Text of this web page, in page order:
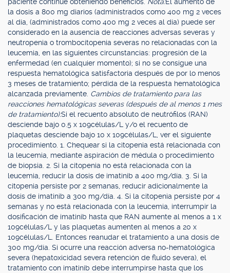
la dosis a 800 mg diarios (administrados como 400 mg 2 veces
al día, (administrados como 400 mg 2 veces al día) puede ser
considerado en la ausencia de reacciones adversas severas y
neutropenia o trombocitopenia severas no relacionadas con la
leucemia, en las siguientes circunstancias: progresión de la
enfermedad (en cualquier momento); si no se consigue una
respuesta hematológica satisfactoria después de por lo menos
3 meses de tratamiento; pérdida de la respuesta hematológica
alcanzada previamente. Cambios de tratamiento para las
reacciones hematológicas severas (después de al menos 1 mes
de tratamiento):Si el recuento absoluto de neutrófilos (RAN)
desciende bajo 0.5 x 109células/L y/o el recuento de
plaquetas desciende bajo 10 x 109células/L, ver el siguiente
procedimiento. 1. Chequear si la citopenia está relacionada con
la leucemia, mediante aspiración de médula o procedimiento
de biopsia. 2. Si la citopenia no está relacionada con la
leucemia, reducir la dosis de imatinib a 400 mg/día. 3. Si la
citopenia persiste por 2 semanas, reducir adicionalmente la
dosis de imatinib a 300 mg/día. 4. Si la citopenia persiste por 4
semanas y no está relacionada con la leucemia, interrumpir la
dosificación de imatinib hasta que RAN aumente al menos a 1 x
109células/L y las plaquetas aumenten al menos a 20 x
109células/L. Entonces reanudar el tratamiento a una dosis de
300 mg/día. Si ocurre una reacción adversa no-hematológica
severa (hepatoxicidad severa retención de fluido severa), el
tratamiento con imatinib debe interrumpirse hasta que los